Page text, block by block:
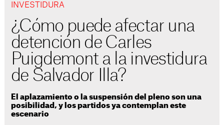
INVESTIDURA
¿Cómo puede afectar una
detención de Carles
Puigdemont a la investidura
de Salvador Illa?
El aplazamiento o la suspensión del pleno son una
posibilidad, y los partidos ya contemplan este
escenario